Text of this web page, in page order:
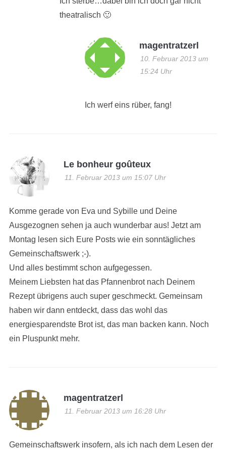
theatralisch 🙂
magentratzerl
10. Februar 2013 um
15:24 Uhr
Ich werf eins rüber, fang!
Le bonheur goûteux
11. Februar 2013 um 15:07 Uhr
Komme gerade von Eva und Sybille und Deine
Ausgezognen sehen ja auch wunderbar aus! Jetzt am
Montag lesen sich Eure Posts wie ein sonntägliches
Gemeinschaftswerk ;-).
Und alles bestimmt schon aufgegessen.
Meinem Liebsten hat das Pfannenbrot nach Deinem
Rezept übrigens auch super geschmeckt. Gemeinsam
haben wir dann entdeckt, dass das wohl das
energiesparendste Brot ist, das man backen kann. Noch
ein Pluspunkt mehr.
magentratzerl
11. Februar 2013 um 16:28 Uhr
Gemeinschaftswerk insofern, als ich nach dem Lesen der